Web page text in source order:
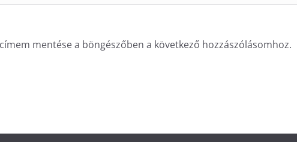
mentése a böngészőben a következő hozzászólásomhoz.